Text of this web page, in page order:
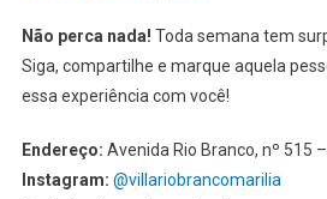
Não perca nada! Toda semana tem
Siga, compartilhe e marque aquela
essa experiência com você!
Endereço: Avenida Rio Branco, nº 515
Instagram: @villariobrancomarilia